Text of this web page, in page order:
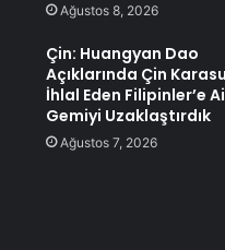
Ağustos 8, 2026
Çin: Huangyan Dao
Açıklarında Çin
İhlal Eden Filipinler’e
Gemiyi Uzaklaştırdık
Ağustos 7, 2026